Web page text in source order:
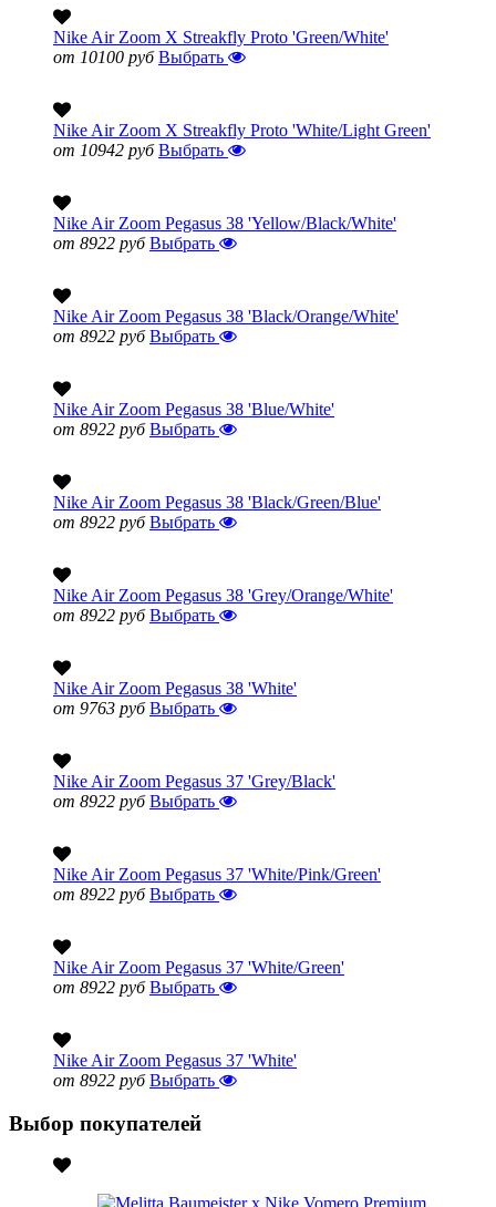
Nike Air Zoom X Streakfly Proto 'Green/White'
от 10100 руб Выбрать
Nike Air Zoom X Streakfly Proto 'White/Light Green'
от 10942 руб Выбрать
Nike Air Zoom Pegasus 38 'Yellow/Black/White'
от 8922 руб Выбрать
Nike Air Zoom Pegasus 38 'Black/Orange/White'
от 8922 руб Выбрать
Nike Air Zoom Pegasus 38 'Blue/White'
от 8922 руб Выбрать
Nike Air Zoom Pegasus 38 'Black/Green/Blue'
от 8922 руб Выбрать
Nike Air Zoom Pegasus 38 'Grey/Orange/White'
от 8922 руб Выбрать
Nike Air Zoom Pegasus 38 'White'
от 9763 руб Выбрать
Nike Air Zoom Pegasus 37 'Grey/Black'
от 8922 руб Выбрать
Nike Air Zoom Pegasus 37 'White/Pink/Green'
от 8922 руб Выбрать
Nike Air Zoom Pegasus 37 'White/Green'
от 8922 руб Выбрать
Nike Air Zoom Pegasus 37 'White'
от 8922 руб Выбрать
Выбор покупателей